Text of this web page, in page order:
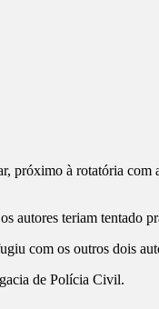
próximo à rotatória
autores teriam tentado
com os outros dois
de Polícia Civil.